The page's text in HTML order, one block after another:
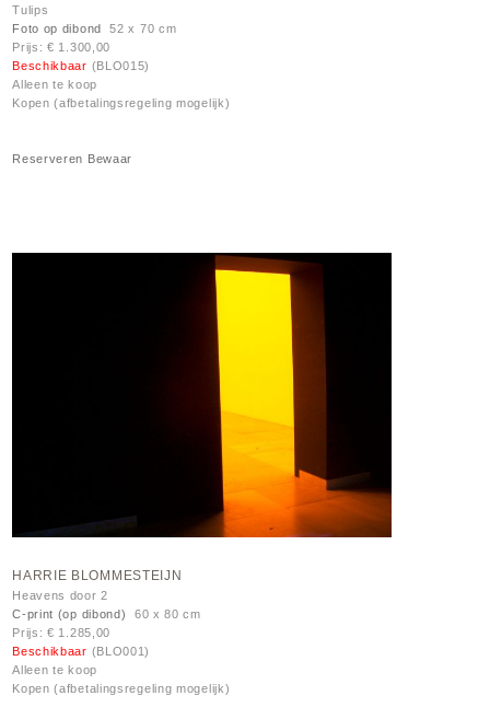
Tulips
Foto op dibond 52 x 70 cm
Prijs: € 1.300,00
Beschikbaar (BLO015)
Alleen te koop
Kopen (afbetalingsregeling mogelijk)
Reserveren Bewaar
HARRIE BLOMMESTEIJN
Heavens door 2
C-print (op dibond)
60 x 80 cm
Prijs: € 1.285,00
Beschikbaar (BLO001)
Alleen te koop
Kopen (afbetalingsregeling mogelijk)